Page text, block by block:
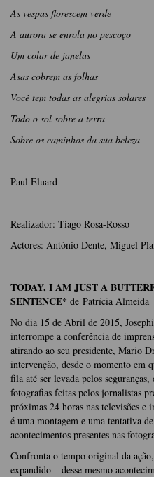
As vespas florescem verde
A aurora se enrola no pescoço
Um colar de janelas
Asas cobrem as folhas
Você tem todas as alegrias solares
Todo o sol sobre a terra
Sobre os caminhos da sua beleza
Paul Eluard
Realizador: Tiago Rosa-Rosso
Actores: António Dente, Miguel
TODAY, I AM JUST A
SENTENCE* de Patrícia Almeida
No dia 15 de Abril de 2015,
interrompe a conferência de
atirando ao seu presidente, Mario
intervenção, desde o momento em
fila até ser levada pelos
fotografias feitas pelos jornalistas
próximas 24 horas nas televisões
é uma montagem e uma tentativa
acontecimentos presentes nas
Confronta o tempo original da
expandido – desse mesmo